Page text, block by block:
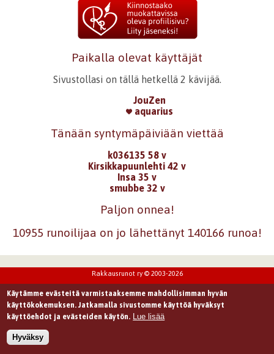
Paikalla olevat käyttäjät
Sivustollasi on tällä hetkellä 2 kävijää.
JouZen
aquarius
Tänään syntymäpäiviään viettää
k036135 58 v
Kirsikkapuunlehti 42 v
Insa 35 v
smubbe 32 v
Paljon onnea!
10955 runoilijaa on jo lähettänyt 140166 runoa!
Rakkausrunot ry © 2003-2026
Käytämme evästeitä varmistaaksemme mahdollisimman hyvän
käyttökokemuksen. Jatkamalla sivustomme käyttöä hyväksyt
käyttöehdot ja evästeiden käytön. Lue lisää
Hyväksy